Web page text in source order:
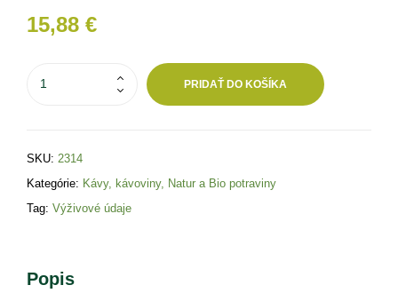
15,88 €
PRIDAŤ DO KOŠÍKA
SKU: 2314
Kategórie: Kávy, kávoviny, Natur a Bio potraviny
Tag: Výživové údaje
Popis